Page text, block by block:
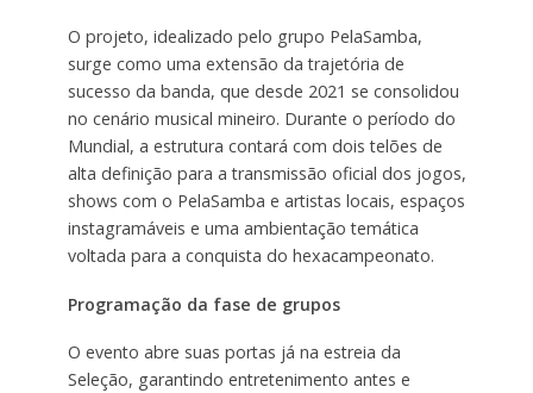
O projeto, idealizado pelo grupo PelaSamba,
surge como uma extensão da trajetória de
sucesso da banda, que desde 2021 se consolidou
no cenário musical mineiro. Durante o período do
Mundial, a estrutura contará com dois telões de
alta definição para a transmissão oficial dos jogos,
shows com o PelaSamba e artistas locais, espaços
instagramáveis e uma ambientação temática
voltada para a conquista do hexacampeonato.
Programação da fase de grupos
O evento abre suas portas já na estreia da
Seleção, garantindo entretenimento antes e